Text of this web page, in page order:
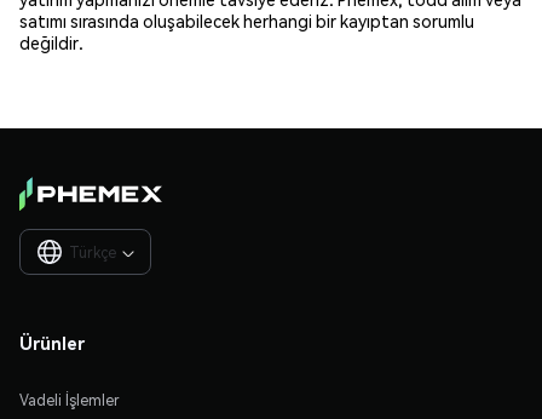
satımı sırasında oluşabilecek herhangi bir kayıptan sorumlu
değildir.
Türkçe 
Ürünler
Vadeli İşlemler